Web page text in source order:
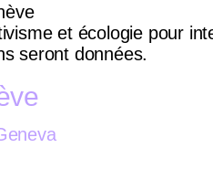
et écologie pour
seront données.